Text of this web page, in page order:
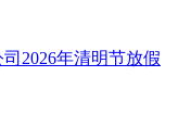
2026年清明节放假